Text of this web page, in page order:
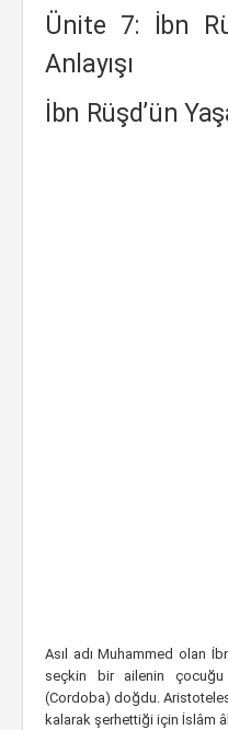
Ünite 7: İbn
Anlayışı
İbn Rüşd’ün
Asıl adı Muhammed olan
seçkin bir ailenin çocuğu
(Cordoba) doğdu.
kalarak şerhettiği için İslâm